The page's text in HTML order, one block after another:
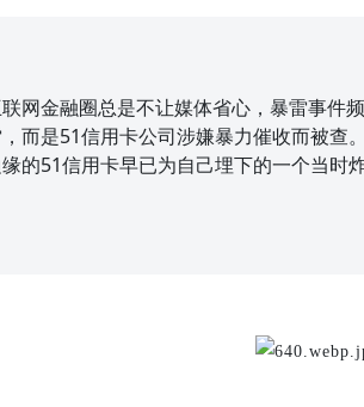
网金融圈总是不让媒体省心，暴雷事件
而是51信用卡公司涉嫌暴力催收而被查
的51信用卡早已为自己埋下的一个当时炸